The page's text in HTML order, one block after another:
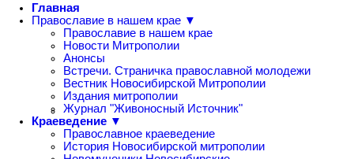
Главная
Православие в нашем крае ▼
Православие в нашем крае
Новости Митрополии
Анонсы
Встречи. Страничка православной молодежи
Вестник Новосибирской Митрополии
Издания митрополии
Журнал "Живоносный Источник"
Краеведение ▼
Православное краеведение
История Новосибирской митрополии